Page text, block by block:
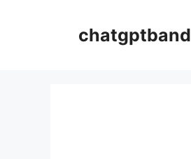
chatgptband